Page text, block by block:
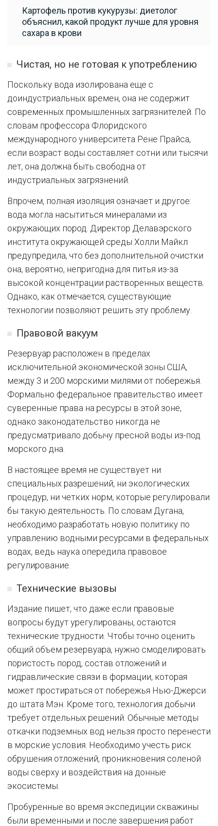
Картофель против кукурузы: диетолог
объяснил, какой продукт лучше для уровня
сахара в крови
Чистая, но не готовая к употреблению
Поскольку вода изолирована еще с
доиндустриальных времен, она не содержит
современных промышленных загрязнителей. По
словам профессора Флоридского
международного университета Рене Прайса,
если возраст воды составляет сотни или тысячи
лет, она должна быть свободна от
индустриальных загрязнений.
Впрочем, полная изоляция означает и другое:
вода могла насытиться минералами из
окружающих пород. Директор Делавэрского
института окружающей среды Холли Майкл
предупредила, что без дополнительной очистки
она, вероятно, непригодна для питья из-за
высокой концентрации растворенных веществ.
Однако, как отмечается, существующие
технологии позволяют решить эту проблему.
Правовой вакуум
Резервуар расположен в пределах
исключительной экономической зоны США,
между 3 и 200 морскими милями от побережья.
Формально федеральное правительство имеет
суверенные права на ресурсы в этой зоне,
однако законодательство никогда не
предусматривало добычу пресной воды из-под
морского дна.
В настоящее время не существует ни
специальных разрешений, ни экологических
процедур, ни четких норм, которые регулировали
бы такую деятельность. По словам Дугана,
необходимо разработать новую политику по
управлению водными ресурсами в федеральных
водах, ведь наука опередила правовое
регулирование.
Технические вызовы
Издание пишет, что даже если правовые
вопросы будут урегулированы, остаются
технические трудности. Чтобы точно оценить
общий объем резервуара, нужно смоделировать
пористость пород, состав отложений и
гидравлические связи в формации, которая
может простираться от побережья Нью-Джерси
до штата Мэн. Кроме того, технология добычи
требует отдельных решений. Обычные методы
откачки подземных вод нельзя просто перенести
в морские условия. Необходимо учесть риск
обрушения отложений, проникновения соленой
воды сверху и воздействия на донные
экосистемы.
Пробуренные во время экспедиции скважины
были временными и после завершения работ